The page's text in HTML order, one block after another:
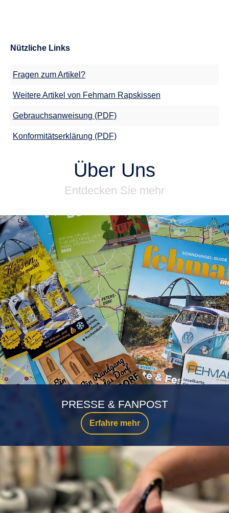
Nützliche Links
Fragen zum Artikel?
Weitere Artikel von Fehmarn Rapskissen
Gebrauchsanweisung (PDF)
Konformitätserklärung (PDF)
Über Uns
Entdecken Sie mehr
Erfahre mehr
PRESSE & FANPOST